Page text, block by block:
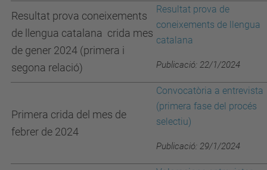
Resultat prova coneixements
de llengua catalana crida mes
de gener 2024 (primera i
segona relació)
Resultat prova de
coneixements de llengua
catalana
Publicació: 22/1/2024
Primera crida del mes de
febrer de 2024
Convocatòria a entrevista
(primera fase del procés
selectiu)
Publicació: 29/1/2024